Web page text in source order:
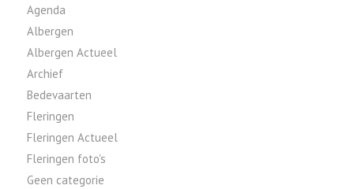
Agenda
Albergen
Albergen Actueel
Archief
Bedevaarten
Fleringen
Fleringen Actueel
Fleringen foto's
Geen categorie